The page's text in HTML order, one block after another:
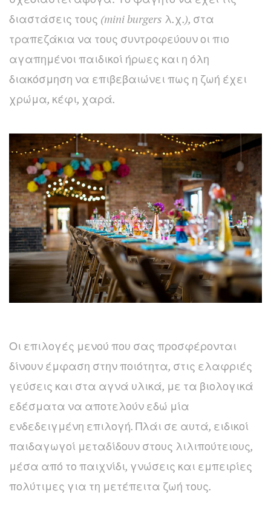
διαστάσεις τους (mini burgers λ.χ.), στα
τραπεζάκια να τους συντροφεύουν οι πιο
αγαπημένοι παιδικοί ήρωες και η όλη
διακόσμηση να επιβεβαιώνει πως η ζωή έχει
χρώμα, κέφι, χαρά.
Οι επιλογές μενού που σας προσφέρονται
δίνουν έμφαση στην ποιότητα, στις ελαφριές
γεύσεις και στα αγνά υλικά, με τα βιολογικά
εδέσματα να αποτελούν εδώ μία
ενδεδειγμένη επιλογή. Πλάι σε αυτά, ειδικοί
παιδαγωγοί μεταδίδουν στους λιλιπούτειους,
μέσα από το παιχνίδι, γνώσεις και εμπειρίες
πολύτιμες για τη μετέπειτα ζωή τους.